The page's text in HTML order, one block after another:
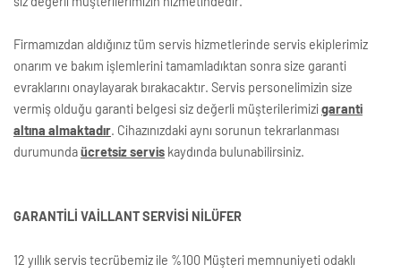
Firmamızdan aldığınız tüm servis hizmetlerinde servis ekiplerimiz
onarım ve bakım işlemlerini tamamladıktan sonra size garanti
evraklarını onaylayarak bırakacaktır. Servis personelimizin size
vermiş olduğu garanti belgesi siz değerli müşterilerimizigaranti
altına almaktadır. Cihazınızdaki aynı sorunun tekrarlanması
durumundaücretsiz servis kaydında bulunabilirsiniz.
GARANTİLİ VAİLLANT SERVİSİ NİLÜFER
12 yıllık servis tecrübemiz ile %100 Müşteri memnuniyeti odaklı